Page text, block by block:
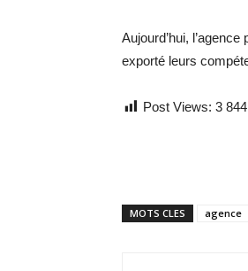
Aujourd’hui,
exporté leurs
Post Views: 3 844
MOTS CLES agence